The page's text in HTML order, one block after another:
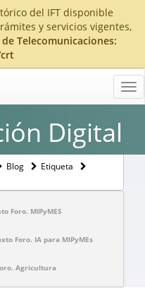
del IFT disponible
y servicios vigentes,
Telecomunicaciones:
Digital
Blog Etiqueta
Foro. MIPyMES
Foro. IA para MIPyMEs
Agricultura